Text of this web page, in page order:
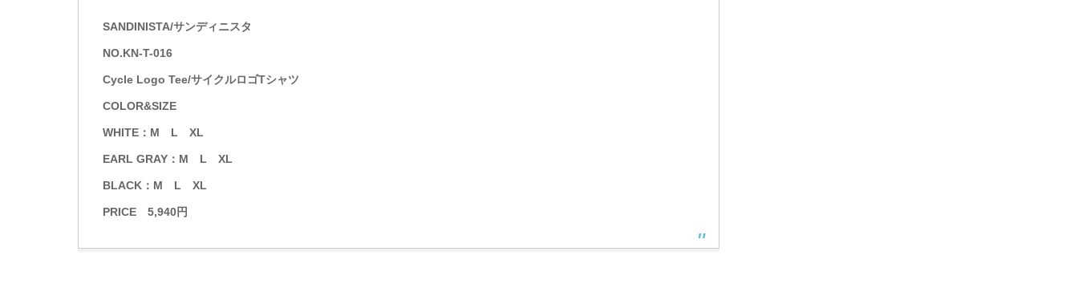
SANDINISTA/サンディニスタ
NO.KN-T-016
Cycle Logo Tee/サイクルロゴTシャツ
COLOR&SIZE
WHITE：M L XL
EARL GRAY：M L XL
BLACK：M L XL
PRICE 5,940円